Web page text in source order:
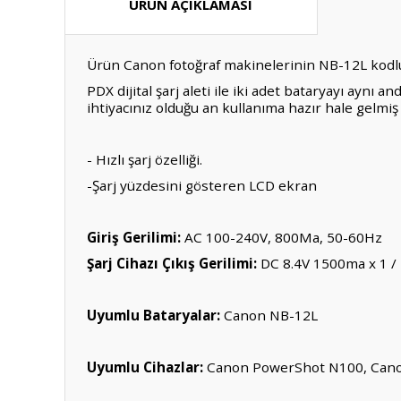
ÜRÜN AÇIKLAMASI
Ürün Canon fotoğraf makinelerinin NB-12L
PDX dijital şarj aleti ile iki adet bataryayı aynı
ihtiyacınız olduğu an kullanıma hazır hale
- Hızlı şarj özelliği.
-Şarj yüzdesini gösteren LCD ekran
Giriş Gerilimi: AC 100-240V, 800Ma, 50-60Hz
Şarj Cihazı Çıkış Gerilimi: DC 8.4V 1500ma x 1
Uyumlu Bataryalar: Canon NB-12L
Uyumlu Cihazlar: Canon PowerShot N100,